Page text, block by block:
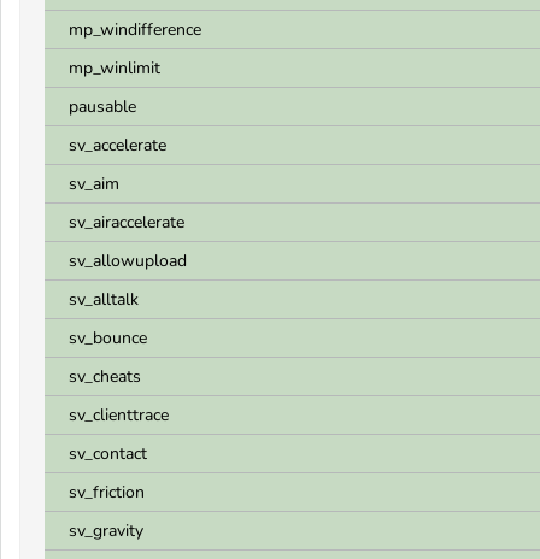
mp_windifference
mp_winlimit
pausable
sv_accelerate
sv_aim
sv_airaccelerate
sv_allowupload
sv_alltalk
sv_bounce
sv_cheats
sv_clienttrace
sv_contact
sv_friction
sv_gravity